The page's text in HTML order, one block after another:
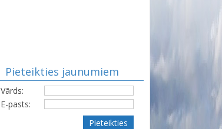
Pieteikties jaunumiem
Vārds:
E-pasts:
Pieteikties